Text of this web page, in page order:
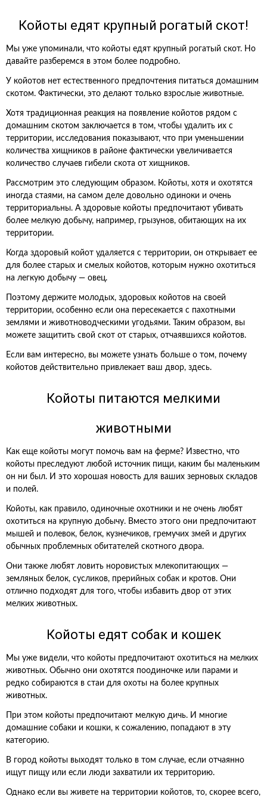
Койоты едят крупный рогатый скот!
Мы уже упоминали, что койоты едят крупный рогатый скот. Но
давайте разберемся в этом более подробно.
У койотов нет естественного предпочтения питаться домашним
скотом. Фактически, это делают только взрослые животные.
Хотя традиционная реакция на появление койотов рядом с
домашним скотом заключается в том, чтобы удалить их с
территории, исследования показывают, что при уменьшении
количества хищников в районе фактически увеличивается
количество случаев гибели скота от хищников.
Рассмотрим это следующим образом. Койоты, хотя и охотятся
иногда стаями, на самом деле довольно одиноки и очень
территориальны. А здоровые койоты предпочитают убивать
более мелкую добычу, например, грызунов, обитающих на их
территории.
Когда здоровый койот удаляется с территории, он открывает ее
для более старых и смелых койотов, которым нужно охотиться
на легкую добычу — овец.
Поэтому держите молодых, здоровых койотов на своей
территории, особенно если она пересекается с пахотными
землями и животноводческими угодьями. Таким образом, вы
можете защитить свой скот от старых, отчаявшихся койотов.
Если вам интересно, вы можете узнать больше о том, почему
койотов действительно привлекает ваш двор, здесь.
Койоты питаются мелкими
животными
Как еще койоты могут помочь вам на ферме? Известно, что
койоты преследуют любой источник пищи, каким бы маленьким
он ни был. И это хорошая новость для ваших зерновых складов
и полей.
Койоты, как правило, одиночные охотники и не очень любят
охотиться на крупную добычу. Вместо этого они предпочитают
мышей и полевок, белок, кузнечиков, гремучих змей и других
обычных проблемных обитателей скотного двора.
Они также любят ловить норовистых млекопитающих —
земляных белок, сусликов, прерийных собак и кротов. Они
отлично подходят для того, чтобы избавить двор от этих
мелких животных.
Койоты едят собак и кошек
Мы уже видели, что койоты предпочитают охотиться на мелких
животных. Обычно они охотятся поодиночке или парами и
редко собираются в стаи для охоты на более крупных
животных.
При этом койоты предпочитают мелкую дичь. И многие
домашние собаки и кошки, к сожалению, попадают в эту
категорию.
В город койоты выходят только в том случае, если отчаянно
ищут пищу или если люди захватили их территорию.
Однако если вы живете на территории койотов, то, скорее всего,